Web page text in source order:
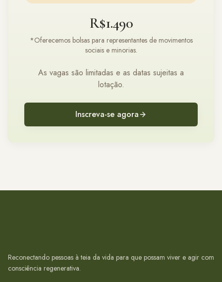
R$1.490
*Oferecemos bolsas para representantes de movimentos
sociais e minorias.
As vagas são limitadas e as datas sujeitas a
lotação.
Inscreva-se agora
Reconectando pessoas à teia da vida para que possam viver e agir com
consciência regenerativa.